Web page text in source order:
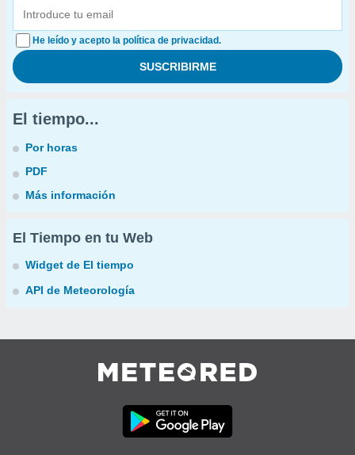
He leído y acepto la política de privacidad.
El tiempo...
Por horas
PDF
Más información
El Tiempo en tu Web
Widget de El tiempo
API de Meteorología